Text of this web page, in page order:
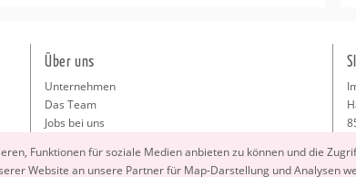
Funk­tio­nen für so­zia­le Me­di­en an­bie­ten zu kön­nen und die
Web­site an un­se­re Part­ner für Map-Dar­stel­lung und Ana­ly­sen
Über uns
Unternehmen
Das Team
Jobs bei uns
Kontakt